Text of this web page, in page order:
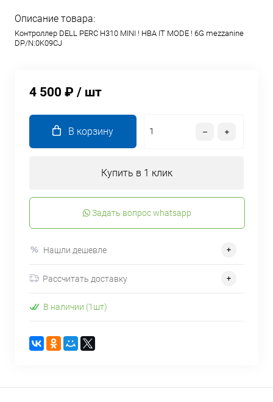
Описание товара:
Контроллер DELL PERC H310 MINI ! HBA IT MODE ! 6G mezzanine
DP/N:0K09CJ
4 500 ₽ / шт
В корзину
Купить в 1 клик
Задать вопрос whatsapp
Нашли дешевле
Рассчитать доставку
В наличии (1шт)